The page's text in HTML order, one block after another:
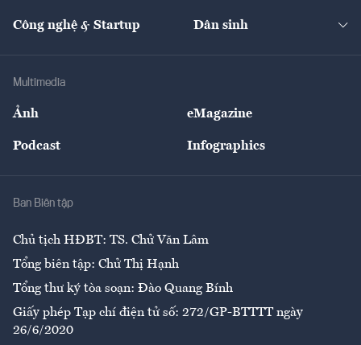
Tư vấn Nông sản
Giải trí
Công nghệ & Startup Dân sinh
Multimedia
Ảnh eMagazine
Podcast Infographics
Ban Biên tập
Chủ tịch HĐBT: TS. Chử Văn Lâm
Tổng biên tập: Chử Thị Hạnh
Tổng thư ký tòa soạn: Đào Quang Bính
Giấy phép Tạp chí điện tử số: 272/GP-BTTTT ngày
26/6/2020